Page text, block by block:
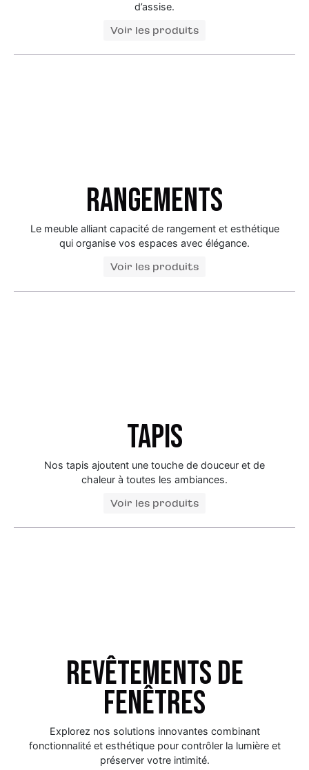
d’assise.
Voir les produits
Rangements
Le meuble alliant capacité de rangement et esthétique
qui organise vos espaces avec élégance.
Voir les produits
Tapis
Nos tapis ajoutent une touche de douceur et de
chaleur à toutes les ambiances.
Voir les produits
Revêtements de
fenêtres
Explorez nos solutions innovantes combinant
fonctionnalité et esthétique pour contrôler la lumière et
préserver votre intimité.